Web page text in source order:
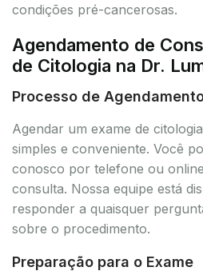
condições pré-cancerosas.
Agendamento de
de Citologia na Dr.
Processo de
Agendar um exame de
simples e conveniente. Você
conosco por telefone ou
consulta. Nossa equipe está
responder a quaisquer
sobre o procedimento.
Preparação para o Exame